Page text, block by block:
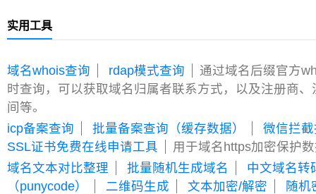
实用工具
域名whois查询 rdap模式查询
通过域名后缀官方
时查询，可以获取域名归属者联系方式，以及注册商、
间等。
icp备案查询
批量备案查询（缓存数据）
微信拦
SSL证书免费在线申请工具
用于域名https加密保护
域名文本对比整理
批量随机生成域名
中文域名转
（punycode）
二维码生成 文本加密/解密
随机